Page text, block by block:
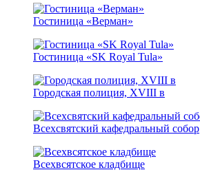
Гостиница «Верман»
Гостиница «SK Royal Tula»
Городская полиция, XVIII в
Всехсвятский кафедральный собор
Всехвсятское кладбище